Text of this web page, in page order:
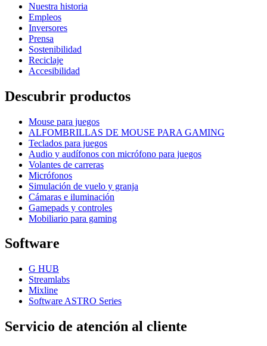
Nuestra historia
Empleos
Inversores
Prensa
Sostenibilidad
Reciclaje
Accesibilidad
Descubrir productos
Mouse para juegos
ALFOMBRILLAS DE MOUSE PARA GAMING
Teclados para juegos
Audio y audífonos con micrófono para juegos
Volantes de carreras
Micrófonos
Simulación de vuelo y granja
Cámaras e iluminación
Gamepads y controles
Mobiliario para gaming
Software
G HUB
Streamlabs
Mixline
Software ASTRO Series
Servicio de atención al cliente